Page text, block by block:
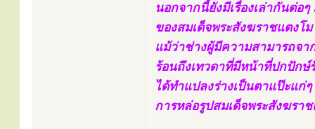
นอกจากนี้ยังมีเรื่องเล่ากันต่อ
ของสมเด็จพระสังฆราชแตงโ
แม้ว่าช่างผู้มีความสามารถจา
ร้อนถึงเทวดาที่มีหน้าที่ปกปักษ์
ได้ทำแปลงร่างเป็นตาแป๊ะแก่
การหล่อรูปสมเด็จพระสังฆรา